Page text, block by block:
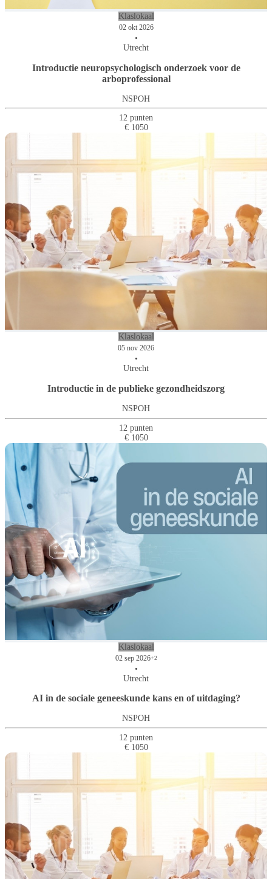
Klaslokaal
02 okt 2026
•
Utrecht
Introductie neuropsychologisch onderzoek voor de
arboprofessional
NSPOH
12 punten
€ 1050
Klaslokaal
05 nov 2026
•
Utrecht
Introductie in de publieke gezondheidszorg
NSPOH
12 punten
€ 1050
Klaslokaal
02 sep 2026+2
•
Utrecht
AI in de sociale geneeskunde kans en of uitdaging?
NSPOH
12 punten
€ 1050